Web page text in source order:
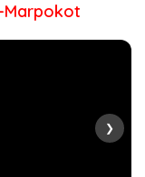
Marpokot
❯